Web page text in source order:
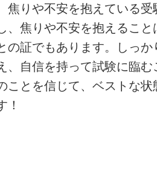
焦りや不安を抱えている
、焦りや不安を抱えるこ
の証でもあります。しっ
、自信を持って試験に臨
ことを信じて、ベストな
！